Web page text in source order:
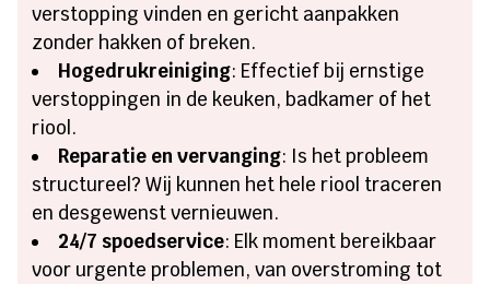
verstopping vinden en gericht aanpakken
zonder hakken of breken.
Hogedrukreiniging: Effectief bij ernstige
verstoppingen in de keuken, badkamer of het
riool.
Reparatie en vervanging: Is het probleem
structureel? Wij kunnen het hele riool traceren
en desgewenst vernieuwen.
24/7 spoedservice: Elk moment bereikbaar
voor urgente problemen, van overstroming tot